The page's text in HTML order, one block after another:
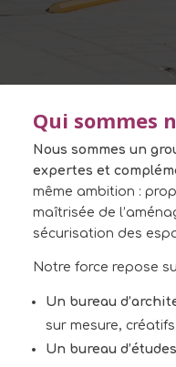
Qui sommes
Nous sommes un
expertes et
même ambition :
maîtrisée de
sécurisation des
Notre force repose
Un bureau
sur mesure,
Un bureau